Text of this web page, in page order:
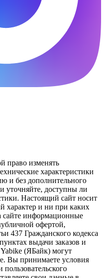
право изменять
характеристики
и без дополнительного
уточняйте, доступны ли
Настоящий сайт носит
характер и ни при каких
сайте информационные
офертой,
437 Гражданского кодекса
выдачи заказов и
(ЯБайк) могут
Вы принимаете условия